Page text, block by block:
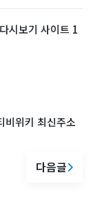
시보기 사이트 1
비위키 최신주소
다음글